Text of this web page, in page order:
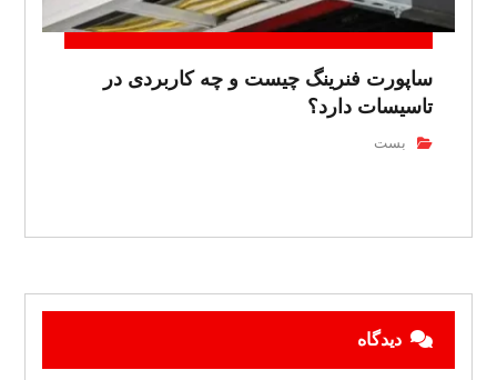
ساپورت فنرینگ چیست و چه کاربردی در
تاسیسات دارد؟
بست
دیدگاه